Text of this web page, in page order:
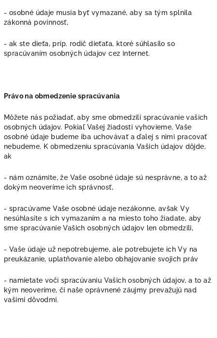
- osobné údaje musia byť vymazané, aby sa tým splnila
zákonná povinnosť,
- ak ste dieťa, príp. rodič dieťaťa, ktoré súhlasilo so
spracúvaním osobných údajov cez internet.
Právo na obmedzenie spracúvania
Môžete nás požiadať, aby sme obmedzili spracúvanie vašich
osobných údajov. Pokiaľ Vašej žiadosti vyhovieme, Vaše
osobné údaje budeme iba uchovávať a ďalej s nimi pracovať
nebudeme. K obmedzeniu spracúvania Vašich údajov dôjde,
ak
- nám oznámite, že Vaše osobné údaje sú nesprávne, a to až
dokým neoveríme ich správnosť,
- spracúvame Vaše osobné údaje nezákonne, avšak Vy
nesúhlasíte s ich vymazaním a na miesto toho žiadate, aby
sme spracúvanie Vašich osobných údajov len obmedzili,
- Vaše údaje už nepotrebujeme, ale potrebujete ich Vy na
preukázanie, uplatňovanie alebo obhajovanie svojich práv
- namietate voči spracúvaniu Vašich osobných údajov, a to až
kým neoveríme, či naše oprávnené záujmy prevažujú nad
vašimi dôvodmi.